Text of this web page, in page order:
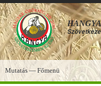
HANGYA
Főmenü
Mutatás — Főmenü